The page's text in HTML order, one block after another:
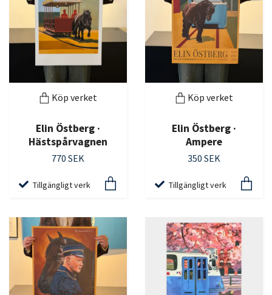
Köp verket
Elin Östberg ·
Hästspårvagnen
770 SEK
Tillgängligt verk
Köp verket
Elin Östberg ·
Ampere
350 SEK
Tillgängligt verk